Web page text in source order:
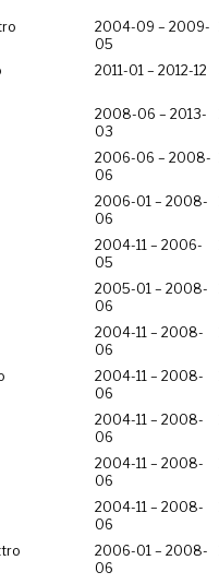
2004-09 – 2009-
05
2011-01 – 2012-12
2008-06 – 2013-
03
2006-06 – 2008-
06
2006-01 – 2008-
06
2004-11 – 2006-
05
2005-01 – 2008-
06
2004-11 – 2008-
06
2004-11 – 2008-
06
2004-11 – 2008-
06
2004-11 – 2008-
06
2004-11 – 2008-
06
2006-01 – 2008-
06